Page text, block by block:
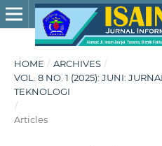
HOME / ARCHIVES /
VOL. 8 NO. 1 (2025): JUNI:
TEKNOLOGI
/
Articles